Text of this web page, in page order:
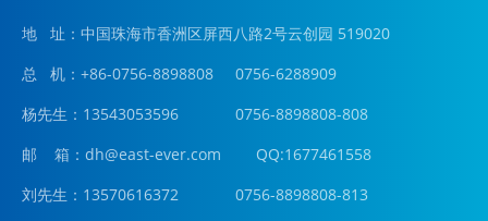
地 址：中国珠海市香洲区屏西八路2号云创园 519020
总 机：+86-0756-8898808 0756-6288909
杨先生：13543053596 0756-8898808-808
邮 箱： dh@east-ever.com QQ:1677461558
刘先生：13570616372 0756-8898808-813